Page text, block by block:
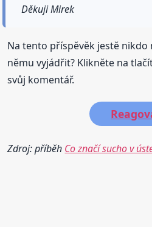
Děkuji Mirek
Na tento příspěvěk jestě nikdo
němu vyjádřit? Klikněte na
svůj komentář.
Zdroj: příběh Co značí sucho v